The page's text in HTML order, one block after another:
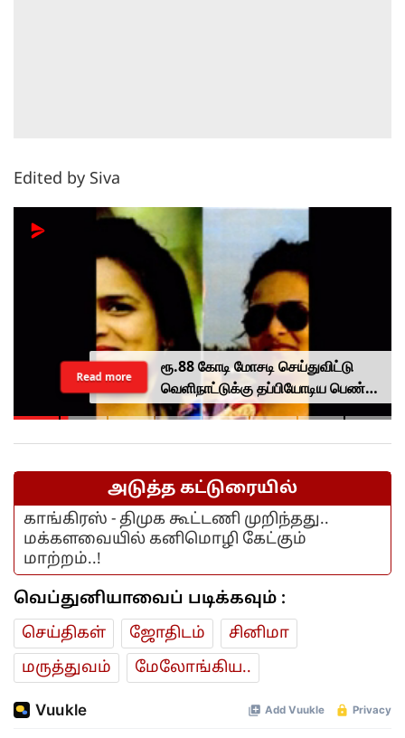
Edited by Siva
ரூ.88 கோடி மோசடி செய்துவிட்டு
வெளிநாட்டுக்கு தப்பியோடிய பெண்
கணவருடன் கைது... சிபிஐ அதிரடி
Read more
அடுத்த கட்டுரையில்
காங்கிரஸ் - திமுக கூட்டணி முறிந்தது..
மக்களவையில் கனிமொழி கேட்கும்
மாற்றம்..!
வெப்துனியாவைப் படிக்கவும் :
செய்திகள் ஜோ‌திட‌ம்
சினிமா
மரு‌த்துவ‌ம்
மேலோங்கிய..